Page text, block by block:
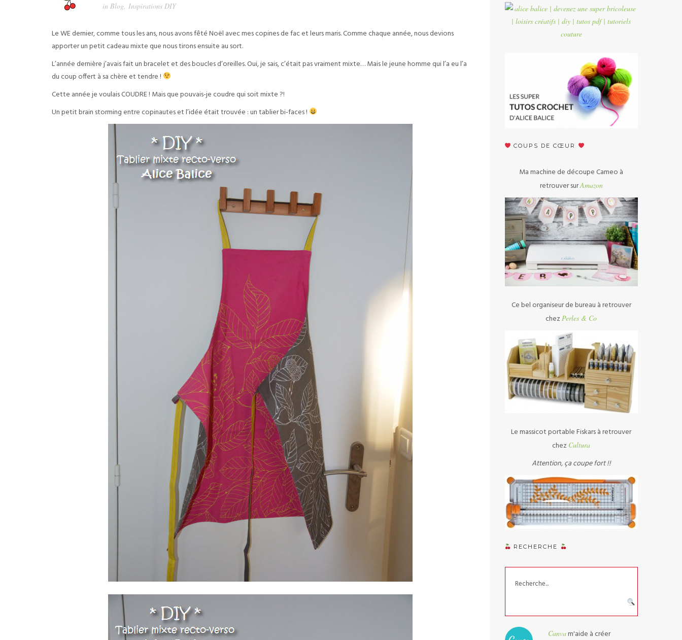
in Blog, Inspirations DIY
Le WE dernier, comme tous les ans, nous avons fêté Noël avec mes copines de fac et leurs maris. Comme chaque année, nous devions
apporter un petit cadeau mixte que nous tirons ensuite au sort.
L’année dernière j’avais fait un bracelet et des boucles d’oreilles. Oui, je sais, c’était pas vraiment mixte… Mais le jeune homme qui l’a eu l’a
du coup offert à sa chère et tendre !
Cette année je voulais COUDRE ! Mais que pouvais-je coudre qui soit mixte ?!
Un petit brain storming entre copinautes et l’idée était trouvée : un tablier bi-faces !
COUPS DE CŒUR
Ma machine de découpe Cameo à
retrouver surAmazon
Ce bel organiseur de bureau à retrouver
chezPerles & Co
Le massicot portable Fiskars à retrouver
chez Cultura
Attention, ça coupe fort !!
RECHERCHE
Canvam'aide à créer